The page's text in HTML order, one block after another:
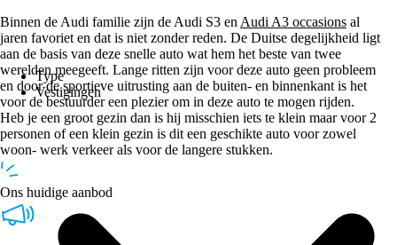
Type
Vestigingen
Binnen de Audi familie zijn de Audi S3 en Audi A3 occasions al
jaren favoriet en dat is niet zonder reden. De Duitse degelijkheid ligt
aan de basis van deze snelle auto wat hem het beste van twee
werelden meegeeft. Lange ritten zijn voor deze auto geen probleem
en door de sportieve uitrusting aan de buiten- en binnenkant is het
voor de bestuurder een plezier om in deze auto te mogen rijden.
Heb je een groot gezin dan is hij misschien iets te klein maar voor 2
personen of een klein gezin is dit een geschikte auto voor zowel
woon- werk verkeer als voor de langere stukken.
Ons huidige aanbod